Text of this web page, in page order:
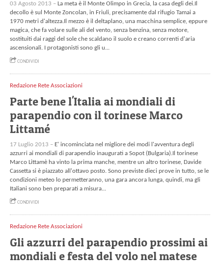
03 Agosto 2013 – La meta è il Monte Olimpo in Grecia, la casa degli dei.Il
decollo è sul Monte Zoncolan, in Friuli, precisamente dal rifugio Tamai a
1970 metri d'altezza.Il mezzo è il deltaplano, una macchina semplice, eppure
magica, che fa volare sulle ali del vento, senza benzina, senza motore,
sostituiti dai raggi del sole che scaldano il suolo e creano correnti d'aria
ascensionali. I protagonisti sono gli u...
CONDIVIDI
Redazione Rete Associazioni
Parte bene l'Italia ai mondiali di
parapendio con il torinese Marco
Littamé
17 Luglio 2013 – E' incominciata nel migliore dei modi l'avventura degli
azzurri ai mondiali di parapendio inaugurati a Sopot (Bulgaria).Il torinese
Marco Littamè ha vinto la prima manche, mentre un altro torinese, Davide
Cassetta si è piazzato all'ottavo posto. Sono previste dieci prove in tutto, se le
condizioni meteo lo permetteranno, una gara ancora lunga, quindi, ma gli
Italiani sono ben preparati a misura...
CONDIVIDI
Redazione Rete Associazioni
Gli azzurri del parapendio prossimi ai
mondiali e festa del volo nel matese